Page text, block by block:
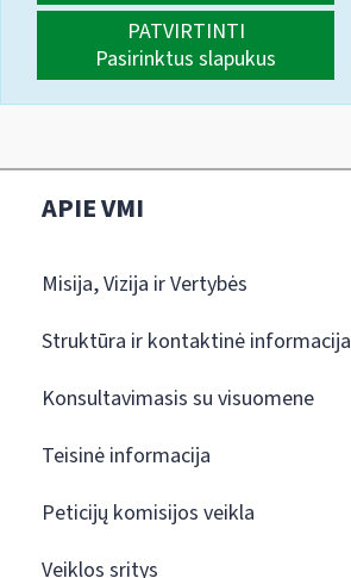
PATVIRTINTI
Pasirinktus slapukus
APIE VMI
Misija, Vizija ir Vertybės
Struktūra ir kontaktinė informacija
Konsultavimasis su visuomene
Teisinė informacija
Peticijų komisijos veikla
Veiklos sritys